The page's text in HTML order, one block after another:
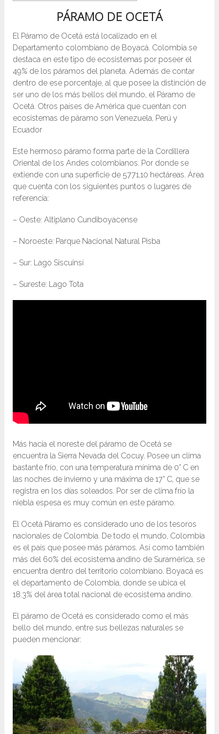
PÁRAMO DE OCETÁ
El Páramo de Ocetá está localizado en el
Departamento colombiano de Boyacá. Colombia se
destaca en este tipo de ecosistemas por poseer el
49% de los páramos del planeta. Además de contar
dentro de ese porcentaje, al que posee la distinción de
ser uno de los más bellos del mundo, el Páramo de
Ocetá. Otros países de América que cuentan con
ecosistemas de páramo son Venezuela, Perú y
Ecuador
Este hermoso páramo forma parte de la Cordillera
Oriental de los Andes colombianos. Por donde se
extiende con una superficie de 5771,10 hectáreas. Área
que cuenta con los siguientes puntos o lugares de
referencia:
– Oeste: Altiplano Cundiboyacense
– Noroeste: Parque Nacional Natural Pisba
– Sur: Lago Siscuinsí
– Sureste: Lago Tota
Más hacia el noreste del páramo de Ocetá se
encuentra la Sierra Nevada del Cocuy. Posee un clima
bastante frío, con una temperatura mínima de 0° C en
las noches de invierno y una máxima de 17° C, que se
registra en los días soleados. Por ser de clima frío la
niebla espesa es muy común en este páramo.
El Ocetá Páramo es considerado uno de los tesoros
nacionales de Colombia. De todo el mundo, Colombia
es el país que posee más páramos. Así como también
más del 60% del ecosistema andino de Suramérica, se
encuentra dentro del territorio colombiano. Boyacá es
el departamento de Colombia, donde se ubica el
18.3% del área total nacional de ecosistema andino.
El páramo de Ocetá es considerado como el más
bello del mundo, entre sus bellezas naturales se
pueden mencionar: